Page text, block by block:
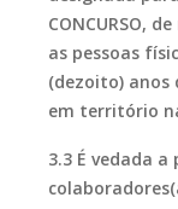
CONCURSO,
as pessoas
(dezoito) anos
em território
3.3 É vedada